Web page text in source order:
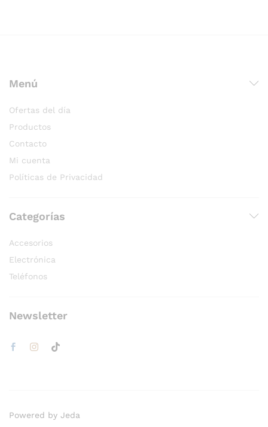
Menú
Ofertas del día
Productos
Contacto
Mi cuenta
Políticas de Privacidad
Categorías
Accesorios
Electrónica
Teléfonos
Newsletter
Powered by Jeda